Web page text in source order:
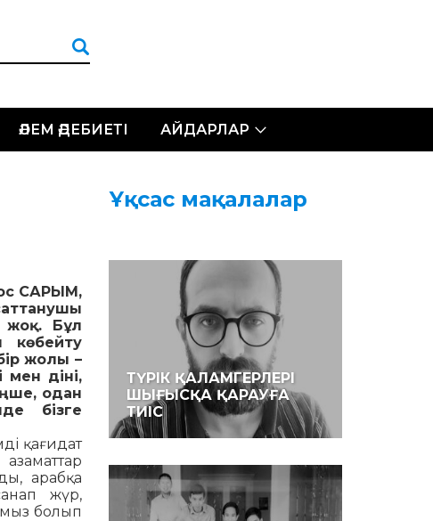
ӘЛЕМ ӘДЕБИЕТІ АЙДАРЛАР
САРЫМ,
жоқ. Бұл
көбейту
жолы –
мен діні,
одан
бізге
қағидат
арабқа
жүр,
болып
Ұқсас мақалалар
ТҮРІК ҚАЛАМГЕРЛЕРІ
ШЫҒЫСҚА ҚАРАУҒА
ТИІС